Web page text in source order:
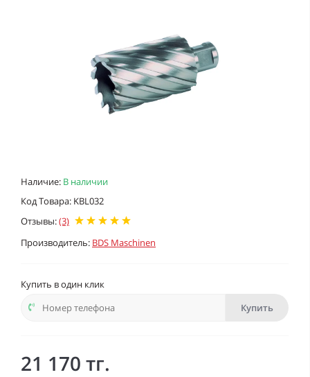
Наличие: В наличии
Код Товара: KBL032
Отзывы:(3)
Производитель: BDS Maschinen
Купить в один клик
Купить
21 170 тг.